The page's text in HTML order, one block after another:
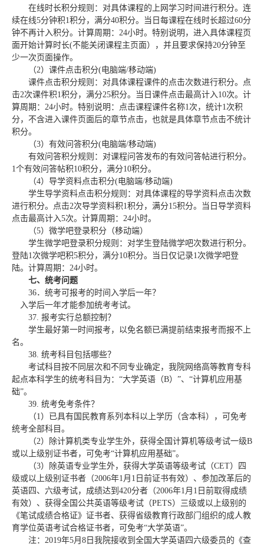
在线时长积分规则：对具体课程的上网学习时间进行积分。连
续在线5分钟积1积分，满分40积分。当日每课程在线时长超过60分
钟不再计入积分。计算周期： 24小时。特别说明，进入具体课程页
面开始计算时长(不能关闭课程主页面），并且要求保持20分钟至
少一次页面操作。
（2）课件点击积分(电脑端/移动端)
课件点击积分规则：对具体课程课件的点击次数进行积分。点
击2次课件积1积分，满分25积分。当日课件点击最高计入 10次。计
算周期： 24小时。特别说明：点击课程课件名称1 次，统计1 次积
分，不含进入课件页面后的章节点击，也就是具体章节点击不统计
积分。
（3）有效问答积分(电脑端/移动端)
有效问答积分规则：对课程问答发布的有效问答帖进行积分。
1个有效问答帖积10积分，满分10积分。
（4）导学资料点击积分(电脑端/移动端)
学生导学资料点击积分规则：对具体课程的导学资料点击次数
进行积分。点击2次导学资料积1积分，满分15积分。当日导学资料
点击最高计入5次。计算周期： 24小时。
（5）微学吧登录积分（移动端）
学生微学吧登录积分规则：对学生登陆微学吧次数进行积分。
登陆1 次微学吧积5积分，满分10积分。当日仅记录1 次微学吧登
陆。计算周期： 24小时。
七、统考问题
36．统考可报考的时间入学后一年？
入学后一年才能参加统考考试。
37. 报考实行总额控制？
学生最好第一时间报考，以免名额已满提前结束报考而报不上
名。
38. 统考科目包括哪些？
考试科目按不同层次和不同专业确定，我院网络高等教育专科
起点本科学生的统考科目为：“大学英语（B）”、“计算机应用基
础”。
39. 统考免考条件？
（1 ）已具有国民教育系列本科以上学历（含本科），可免考
统考全部科目。
（2）除计算机类专业学生外，获得全国计算机等级考试一级B
或以上级别证书者，可免考“计算机应用基础”。
（3）除英语专业学生外，获得大学英语等级考试（CET）四
级或以上级别证书者（2006年1 月 1 日前证书有效）、参加改革后的
英语四、六级考试，成绩达到 420分者（2006年1 月 1 日前取得成绩
有效）、获得全国公共英语等级考试（PETS）三级或以上级别的
《笔试成绩合格证》证书者、获得省级教育行政部门组织的成人教
育学位英语考试合格证书者，可免考“大学英语”。
注： 2019年5月 8 日我院接收到全国大学英语四六级委员的《查